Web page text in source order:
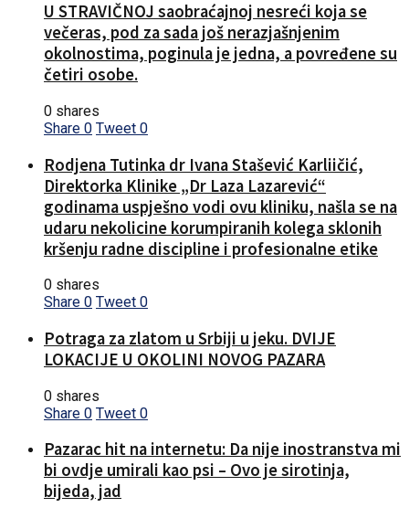
U STRAVIČNOJ saobraćajnoj nesreći koja se
večeras, pod za sada još nerazjašnjenim
okolnostima, poginula je jedna, a povređene su
četiri osobe.
0 shares
Share 0 Tweet 0
Rodjena Tutinka dr Ivana Stašević Karliičić,
Direktorka Klinike „Dr Laza Lazarević“
godinama uspješno vodi ovu kliniku, našla se na
udaru nekolicine korumpiranih kolega sklonih
kršenju radne discipline i profesionalne etike
0 shares
Share 0 Tweet 0
Potraga za zlatom u Srbiji u jeku. DVIJE
LOKACIJE U OKOLINI NOVOG PAZARA
0 shares
Share 0 Tweet 0
Pazarac hit na internetu: Da nije inostranstva mi
bi ovdje umirali kao psi – Ovo je sirotinja,
bijeda, jad